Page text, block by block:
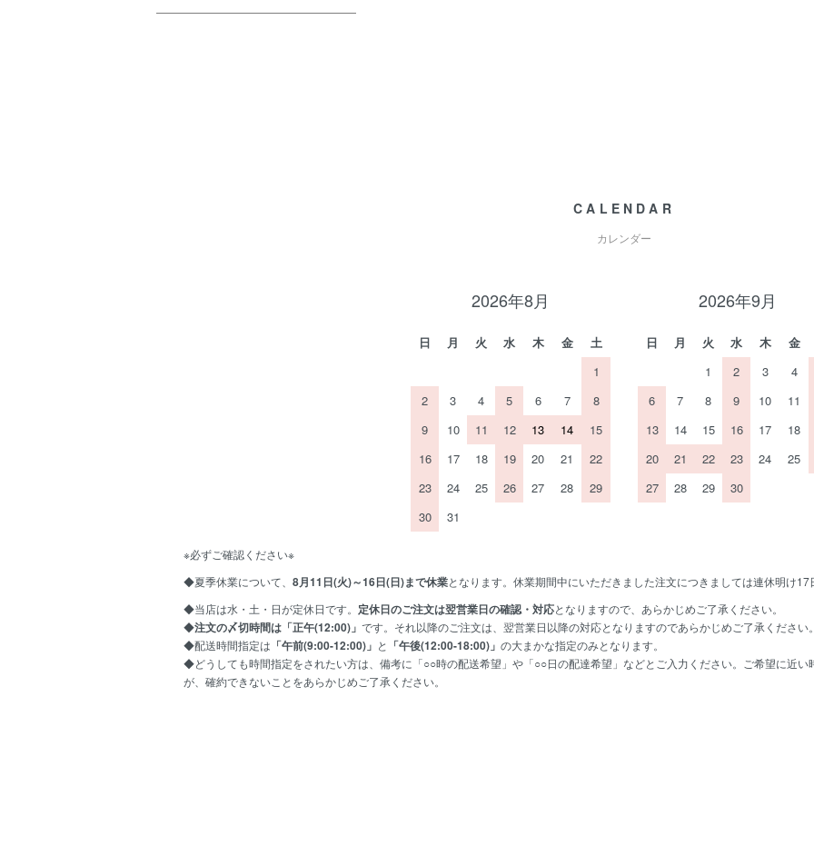
CALENDAR
カレンダー
2026年8月
日 月 火 水 木 金
土
1
2
3 4 5 6 7
8
9
10 11 12 13 14
15
16
17 18 19 20 21
22
23
24 25 26 27 28
29
30
31
2026年9月
日 月 火 水 木 金
1
2 3 4
6
7 8 9 10 11
13
14 15 16 17 18
20
21 22 23 24 25
27
28 29 30
※必ずご確認ください※
◆夏季休業について、 8月11日(火)～16日(日)まで休業となります。休業期間中にいただきました注文につきましては連休明け17
◆当店は水・土・日が定休日です。 定休日のご注文は翌営業日の確認・対応となりますので、あらかじめご了承ください。
◆注文の〆切時間は「正午(12:00)」 です。それ以降のご注文は、翌営業日以降の対応となりますのであらかじめご了承ください。
◆配送時間指定は 「午前(9:00-12:00)」 と 「午後(12:00-18:00)」 の大まかな指定のみとなります。
◆どうしても時間指定をされたい方は、備考に「○○時の配送希望」や「○○日の配達希望」などとご入力ください。ご希望に近
が、確約できないことをあらかじめご了承ください。